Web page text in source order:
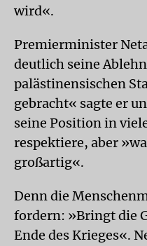
wird«.
Premierminister
deutlich seine
palästinensischen
gebracht« sagte er
seine Position in
respektiere, aber
großartig«.
Denn die
fordern: »Bringt die
Ende des Krieges«.